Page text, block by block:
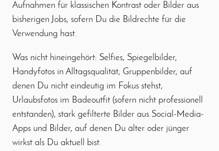
Aufnahmen für klassischen Kontrast oder Bilder aus
bisherigen Jobs, sofern Du die Bildrechte für die
Verwendung hast.
Was nicht hineingehört: Selfies, Spiegelbilder,
Handyfotos in Alltagsqualität, Gruppenbilder, auf
denen Du nicht eindeutig im Fokus stehst,
Urlaubsfotos im Badeoutfit (sofern nicht professionell
entstanden), stark gefilterte Bilder aus Social-Media-
Apps und Bilder, auf denen Du älter oder jünger
wirkst als Du aktuell bist.